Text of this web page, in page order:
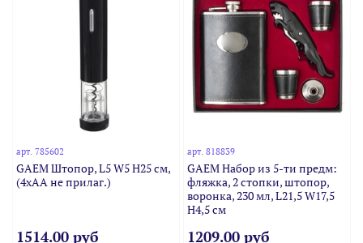
арт.785602
GAEM Штопор, L5 W5 H25 см,
(4xАА не прилаг.)
1514.00 руб
арт. 818839
GAEM Набор из 5-ти предм:
фляжка, 2 стопки, штопор,
воронка, 230 мл, L21,5 W17,5
H4,5 см
1209.00 руб